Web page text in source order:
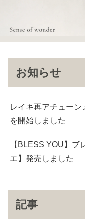
お知らせ
レイキ再アチューン
を開始しました
【BLESS YOU】ブ
エ】発売しました
記事